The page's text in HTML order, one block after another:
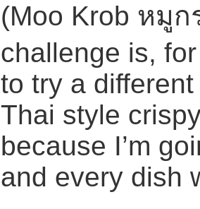
(Moo Krob หมูก
challenge is,
to try a
Thai style
because I’m
and every dish